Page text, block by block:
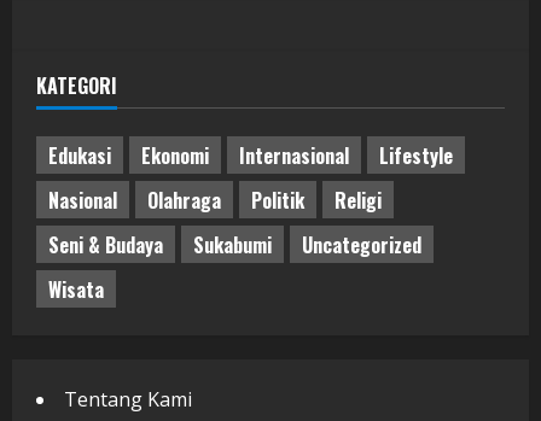
KATEGORI
Edukasi Ekonomi Internasional
Lifestyle
Nasional
Olahraga Politik
Religi
Seni & Budaya
Sukabumi
Uncategorized
Wisata
Tentang Kami